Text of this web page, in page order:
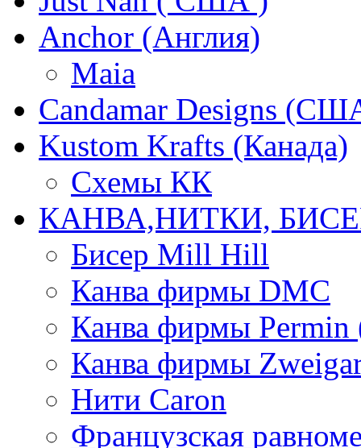
Anchor (Англия)
Maia
Candamar Designs
Kustom Krafts (Канада)
Схемы КК
КАНВА,НИТКИ,
Бисер Mill Hill
Канва фирмы DMC
Канва фирмы Permin
Канва фирмы
Нити Caron
Французская